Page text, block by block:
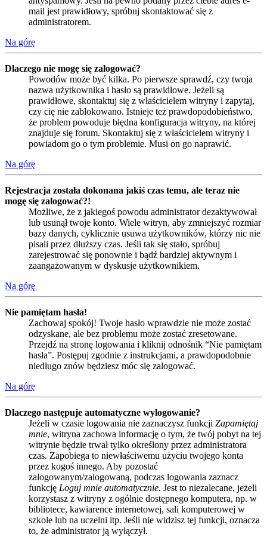
mail jest prawidłowy, spróbuj skontaktować się z
administratorem.
Na górę
Dlaczego nie mogę się zalogować?
Powodów może być kilka. Po pierwsze sprawdź, czy twoja
nazwa użytkownika i hasło są prawidłowe. Jeżeli są
prawidłowe, skontaktuj się z właścicielem witryny i zapytaj,
czy cię nie zablokowano. Istnieje też prawdopodobieństwo,
że problem powoduje błędna konfiguracja witryny, na której
znajduje się forum. Skontaktuj się z właścicielem witryny i
powiadom go o tym problemie. Musi on go naprawić.
Na górę
Rejestracja została dokonana jakiś czas temu, ale teraz nie
mogę się zalogować?!
Możliwe, że z jakiegoś powodu administrator dezaktywował
lub usunął twoje konto. Wiele witryn, aby zmniejszyć rozmiar
bazy danych, cyklicznie usuwa użytkowników, którzy nic nie
pisali przez dłuższy czas. Jeśli tak się stało, spróbuj
zarejestrować się ponownie i bądź bardziej aktywnym i
zaangażowanym w dyskusje użytkownikiem.
Na górę
Nie pamiętam hasła!
Zachowaj spokój! Twoje hasło wprawdzie nie może zostać
odzyskane, ale bez problemu może zostać zresetowane.
Przejdź na stronę logowania i kliknij odnośnik “Nie pamiętam
hasła”. Postępuj zgodnie z instrukcjami, a prawdopodobnie
niedługo znów będziesz móc się zalogować.
Na górę
Dlaczego następuje automatyczne wylogowanie?
Jeżeli w czasie logowania nie zaznaczysz funkcji Zapamiętaj
mnie, witryna zachowa informację o tym, że twój pobyt na tej
witrynie będzie trwał tylko określony przez administratora
czas. Zapobiega to niewłaściwemu użyciu twojego konta
przez kogoś innego. Aby pozostać
zalogowanym/zalogowaną, podczas logowania zaznacz
funkcję Loguj mnie automatycznie. Jest to niezalecane, jeżeli
korzystasz z witryny z ogólnie dostępnego komputera, np. w
bibliotece, kawiarence internetowej, sali komputerowej w
szkole lub na uczelni itp. Jeśli nie widzisz tej funkcji, oznacza
to, że administrator ją wyłączył.